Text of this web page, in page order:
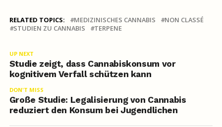
RELATED TOPICS: MEDIZINISCHES CANNABIS
NON CLASSÉ
STUDIEN ZU CANNABIS
TERPENE
UP NEXT
Studie zeigt, dass Cannabiskonsum vor
kognitivem Verfall schützen kann
DON'T MISS
Große Studie: Legalisierung von Cannabis
reduziert den Konsum bei Jugendlichen